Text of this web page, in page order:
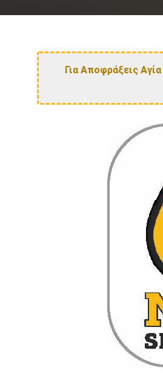
Για Αποφράξεις